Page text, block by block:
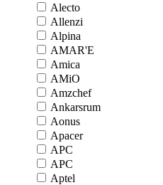
Alecto
Allenzi
Alpina
AMAR'E
Amica
AMiO
Amzchef
Ankarsrum
Aonus
Apacer
APC
APC
Aptel